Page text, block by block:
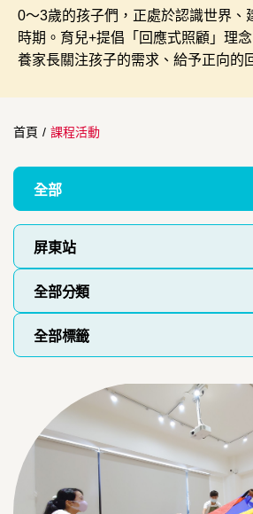
0～3歲的孩子們，正處於認識世界、
時期。育兒+提倡「回應式照顧」理
養家長關注孩子的需求、給予正向的
首頁 / 課程活動
全部
屏東站
全部分類
全部標籤